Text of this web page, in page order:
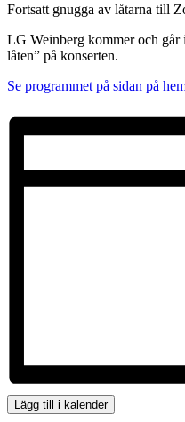
Fortsatt gnugga av låtarna till
LG Weinberg kommer och
låten” på konserten.
Se programmet på sidan på
Lägg till i kalender